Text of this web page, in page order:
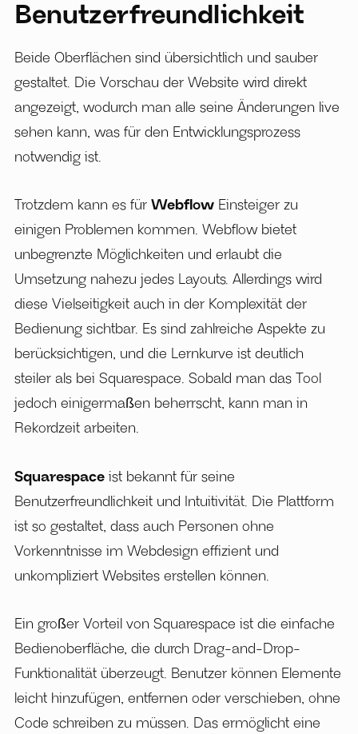
Benutzerfreundlichkeit
Beide Oberflächen sind übersichtlich und sauber
gestaltet. Die Vorschau der Website wird direkt
angezeigt, wodurch man alle seine Änderungen live
sehen kann, was für den Entwicklungsprozess
notwendig ist.
Trotzdem kann es fürWebflow Einsteiger zu
einigen Problemen kommen. Webflow bietet
unbegrenzte Möglichkeiten und erlaubt die
Umsetzung nahezu jedes Layouts. Allerdings wird
diese Vielseitigkeit auch in der Komplexität der
Bedienung sichtbar. Es sind zahlreiche Aspekte zu
berücksichtigen, und die Lernkurve ist deutlich
steiler als bei Squarespace. Sobald man das Tool
jedoch einigermaßen beherrscht, kann man in
Rekordzeit arbeiten.
Squarespace ist bekannt für seine
Benutzerfreundlichkeit und Intuitivität. Die Plattform
ist so gestaltet, dass auch Personen ohne
Vorkenntnisse im Webdesign effizient und
unkompliziert Websites erstellen können.
Ein großer Vorteil von Squarespace ist die einfache
Bedienoberfläche, die durch Drag-and-Drop-
Funktionalität überzeugt. Benutzer können Elemente
leicht hinzufügen, entfernen oder verschieben, ohne
Code schreiben zu müssen. Das ermöglicht eine